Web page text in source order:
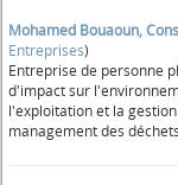
Mohamed Bouaoun,
Entreprises)
Entreprise de personne
d'impact sur
l'exploitation et la
management des